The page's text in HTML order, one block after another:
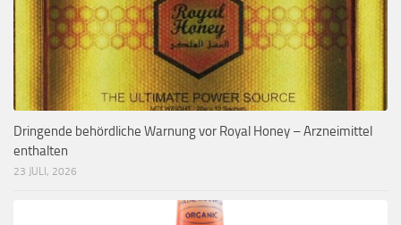
Dringende behördliche Warnung vor Royal Honey – Arzneimittel
enthalten
23 JULI, 2026